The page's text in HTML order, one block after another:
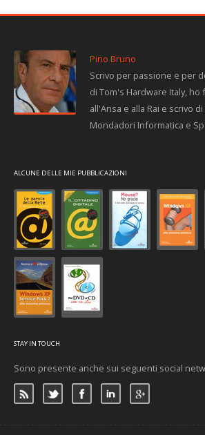
Pino Bruno
Scrivo per passione e per
di Tom's Hardware Italy, ho
all'Ansa e alla Rai e scrivo
Mondadori Informatica e
ALCUNE DELLE MIE PUBBLICAZIONI
STAY IN TOUCH
Sono presente anche sui seguenti social